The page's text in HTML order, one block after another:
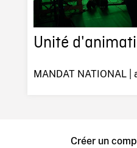
Unité
MANDAT NATIONAL
Créer un